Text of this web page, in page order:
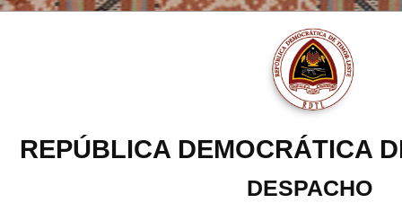
REPÚBLICA DEMOCRÁTICA
DESPACHO